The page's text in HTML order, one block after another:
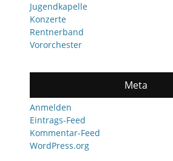
Jugendkapelle
Konzerte
Rentnerband
Vororchester
Meta
Anmelden
Eintrags-Feed
Kommentar-Feed
WordPress.org